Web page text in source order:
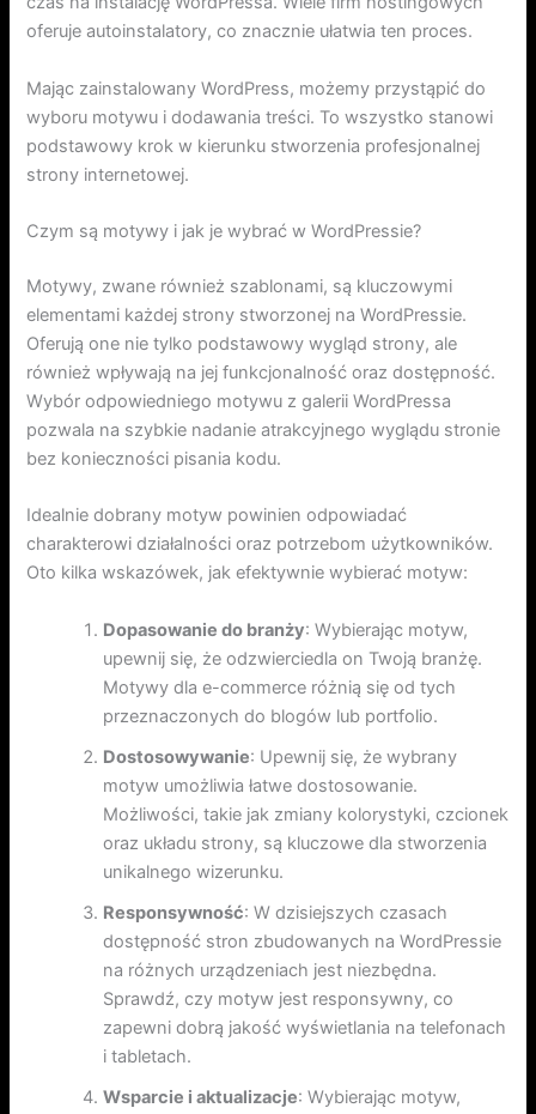
oferuje autoinstalatory, co znacznie ułatwia ten proces.
Mając zainstalowany WordPress, możemy przystąpić do
wyboru motywu i dodawania treści. To wszystko stanowi
podstawowy krok w kierunku stworzenia profesjonalnej
strony internetowej.
Czym są motywy i jak je wybrać w WordPressie?
Motywy, zwane również szablonami, są kluczowymi
elementami każdej strony stworzonej na WordPressie.
Oferują one nie tylko podstawowy wygląd strony, ale
również wpływają na jej funkcjonalność oraz dostępność.
Wybór odpowiedniego motywu z galerii WordPressa
pozwala na szybkie nadanie atrakcyjnego wyglądu stronie
bez konieczności pisania kodu.
Idealnie dobrany motyw powinien odpowiadać
charakterowi działalności oraz potrzebom użytkowników.
Oto kilka wskazówek, jak efektywnie wybierać motyw:
Dopasowanie do branży: Wybierając motyw,
upewnij się, że odzwierciedla on Twoją branżę.
Motywy dla e-commerce różnią się od tych
przeznaczonych do blogów lub portfolio.
Dostosowywanie: Upewnij się, że wybrany
motyw umożliwia łatwe dostosowanie.
Możliwości, takie jak zmiany kolorystyki, czcionek
oraz układu strony, są kluczowe dla stworzenia
unikalnego wizerunku.
Responsywność: W dzisiejszych czasach
dostępność stron zbudowanych na WordPressie
na różnych urządzeniach jest niezbędna.
Sprawdź, czy motyw jest responsywny, co
zapewni dobrą jakość wyświetlania na telefonach
i tabletach.
Wsparcie i aktualizacje: Wybierając motyw,